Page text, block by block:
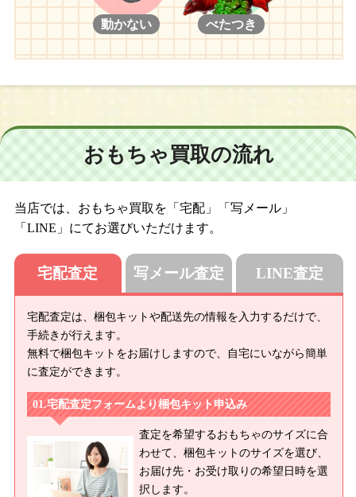
動かない べたつき
おもちゃ買取の流れ
当店では、おもちゃ買取を「宅配」「写メール」
「LINE」にてお選びいただけます。
宅配査定
宅配査定は、梱包キットや配送先の情報を入力するだけで、
手続きが行えます。
無料で梱包キットをお届けしますので、自宅にいながら簡単
に査定ができます。
宅配査定フォームより梱包キット申込み
査定を希望するおもちゃのサイズに合
わせて、梱包キットのサイズを選び、
お届け先・お受け取りの希望日時を選
択します。
写メール査定 LINE査定